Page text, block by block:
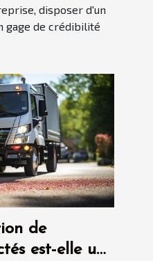
disposer d'un
gage de crédibilité
de
est-elle une